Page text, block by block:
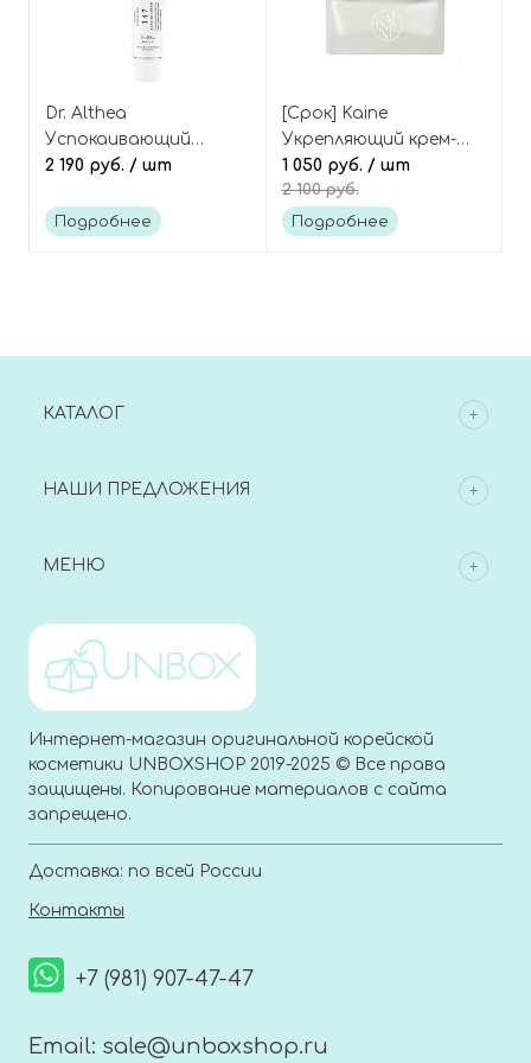
Dr. Althea
Успокаивающий
барьерный крем с
азуленом, 147 Barrier
2 190 руб. / шт
Подробнее
[Срок] Kaine
Укрепляющий крем-
йогурт для лица с
коллагеном и грибами
тремелла, Vegan
1 050 руб. / шт
2 100 руб.
Подробнее
КАТАЛОГ
НАШИ ПРЕДЛОЖЕНИЯ
МЕНЮ
Интернет-магазин оригинальной корейской
косметики UNBOXSHOP 2019-2025 © Все права
защищены. Копирование материалов с сайта
запрещено.
Доставка: по всей России
Контакты
+7 (981) 907-47-47
Email: sale@unboxshop.ru